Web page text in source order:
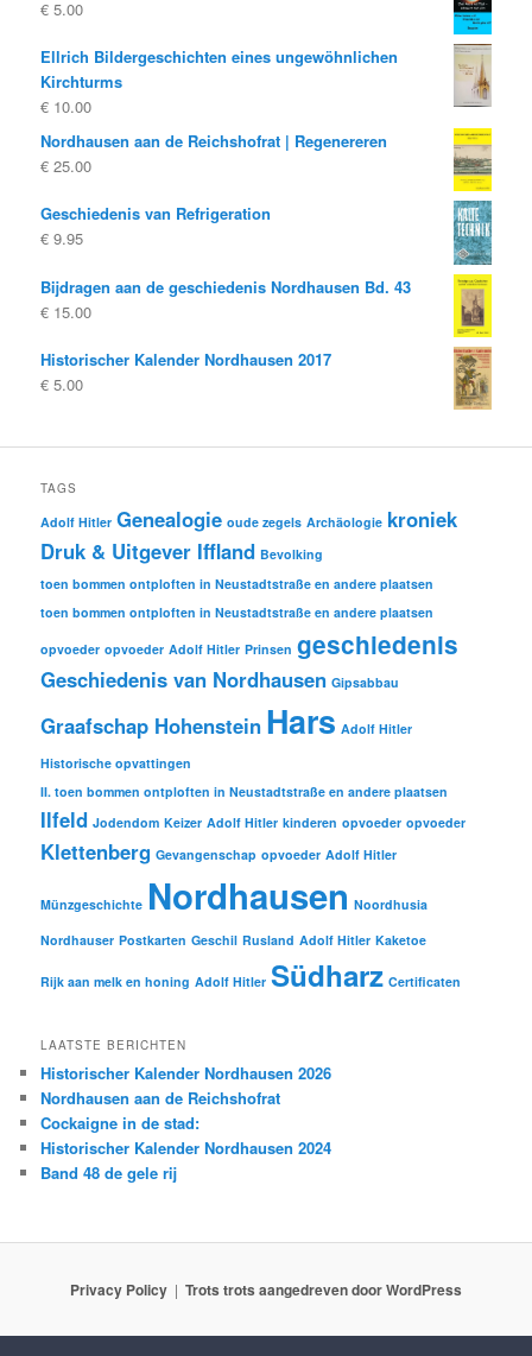
€ 5.00
Ellrich Bildergeschichten eines ungewöhnlichen
Kirchturms
€ 10.00
Nordhausen aan de Reichshofrat | Regenereren
€ 25.00
Geschiedenis van Refrigeration
€ 9.95
Bijdragen aan de geschiedenis Nordhausen Bd. 43
€ 15.00
Historischer Kalender Nordhausen 2017
€ 5.00
TAGS
Adolf Hitler Genealogie oude zegels Archäologie kroniek
Druk & Uitgever Iffland Bevolking
toen bommen ontploften in Neustadtstraße en andere plaatsen
toen bommen ontploften in Neustadtstraße en andere plaatsen
opvoeder opvoeder Adolf Hitler Prinsen geschiedenis
Geschiedenis van Nordhausen Gipsabbau
Graafschap Hohenstein Hars Adolf Hitler
Historische opvattingen
II. toen bommen ontploften in Neustadtstraße en andere plaatsen
Ilfeld Jodendom Keizer Adolf Hitler kinderen opvoeder opvoeder
Klettenberg Gevangenschap opvoeder Adolf Hitler
Münzgeschichte Nordhausen Noordhusia
Nordhauser Postkarten Geschil Rusland Adolf Hitler Kaketoe
Rijk aan melk en honing Adolf Hitler Südharz Certificaten
LAATSTE BERICHTEN
Historischer Kalender Nordhausen 2026
Nordhausen aan de Reichshofrat
Cockaigne in de stad:
Historischer Kalender Nordhausen 2024
Band 48 de gele rij
Privacy Policy Trots trots aangedreven door WordPress